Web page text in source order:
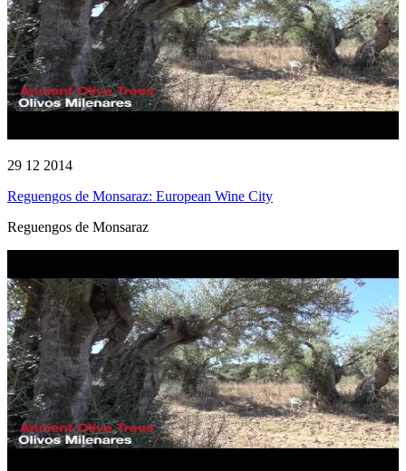
29 12 2014
Reguengos de Monsaraz: European Wine City
Reguengos de Monsaraz